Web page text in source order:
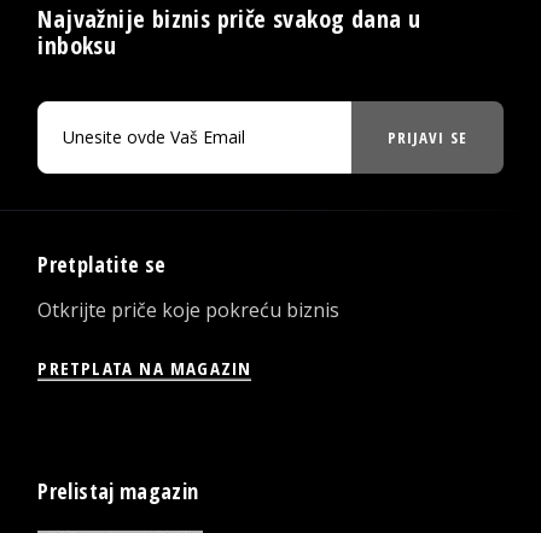
Najvažnije biznis priče svakog dana u
inboksu
PRIJAVI SE
Pretplatite se
Otkrijte priče koje pokreću biznis
PRETPLATA NA MAGAZIN
Prelistaj magazin